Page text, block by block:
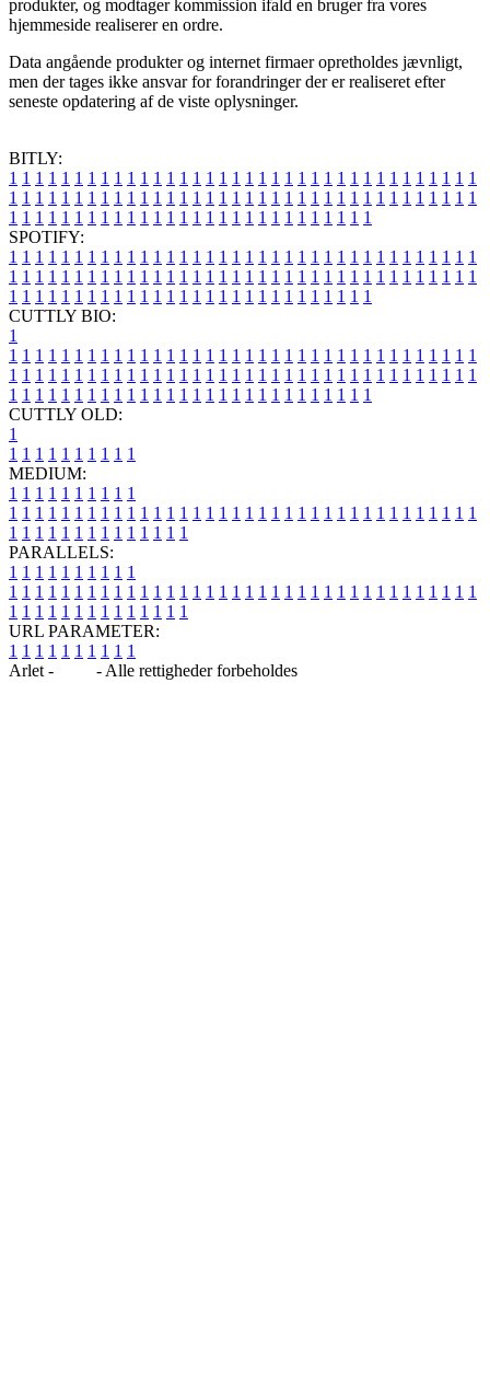
produkter, og modtager kommission ifald en bruger fra vores
hjemmeside realiserer en ordre.
Data angående produkter og internet firmaer opretholdes jævnligt,
men der tages ikke ansvar for forandringer der er realiseret efter
seneste opdatering af de viste oplysninger.
BITLY:
1 1 1 1 1 1 1 1 1 1 1 1 1 1 1 1 1 1 1 1 1 1 1 1 1 1 1 1 1 1 1 1 1 1 1 1
1 1 1 1 1 1 1 1 1 1 1 1 1 1 1 1 1 1 1 1 1 1 1 1 1 1 1 1 1 1 1 1 1 1 1 1
1 1 1 1 1 1 1 1 1 1 1 1 1 1 1 1 1 1 1 1 1 1 1 1 1 1 1 1
SPOTIFY:
1 1 1 1 1 1 1 1 1 1 1 1 1 1 1 1 1 1 1 1 1 1 1 1 1 1 1 1 1 1 1 1 1 1 1 1
1 1 1 1 1 1 1 1 1 1 1 1 1 1 1 1 1 1 1 1 1 1 1 1 1 1 1 1 1 1 1 1 1 1 1 1
1 1 1 1 1 1 1 1 1 1 1 1 1 1 1 1 1 1 1 1 1 1 1 1 1 1 1 1
CUTTLY BIO:
1
1 1 1 1 1 1 1 1 1 1 1 1 1 1 1 1 1 1 1 1 1 1 1 1 1 1 1 1 1 1 1 1 1 1 1 1
1 1 1 1 1 1 1 1 1 1 1 1 1 1 1 1 1 1 1 1 1 1 1 1 1 1 1 1 1 1 1 1 1 1 1 1
1 1 1 1 1 1 1 1 1 1 1 1 1 1 1 1 1 1 1 1 1 1 1 1 1 1 1 1
CUTTLY OLD:
1
1 1 1 1 1 1 1 1 1 1
MEDIUM:
1 1 1 1 1 1 1 1 1 1
1 1 1 1 1 1 1 1 1 1 1 1 1 1 1 1 1 1 1 1 1 1 1 1 1 1 1 1 1 1 1 1 1 1 1 1
1 1 1 1 1 1 1 1 1 1 1 1 1 1
PARALLELS:
1 1 1 1 1 1 1 1 1 1
1 1 1 1 1 1 1 1 1 1 1 1 1 1 1 1 1 1 1 1 1 1 1 1 1 1 1 1 1 1 1 1 1 1 1 1
1 1 1 1 1 1 1 1 1 1 1 1 1 1
URL PARAMETER:
1 1 1 1 1 1 1 1 1 1
Arlet -
- Alle rettigheder forbeholdes